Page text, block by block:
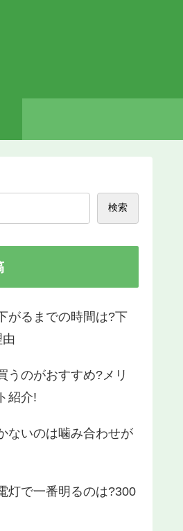
検索
がるまでの時間は?下
うのがおすすめ?メリ
紹介!
ないのは噛み合わせが
灯で一番明るのは?300